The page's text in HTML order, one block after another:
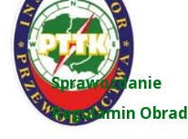
Sprawozdanie
Regulamin Obrad